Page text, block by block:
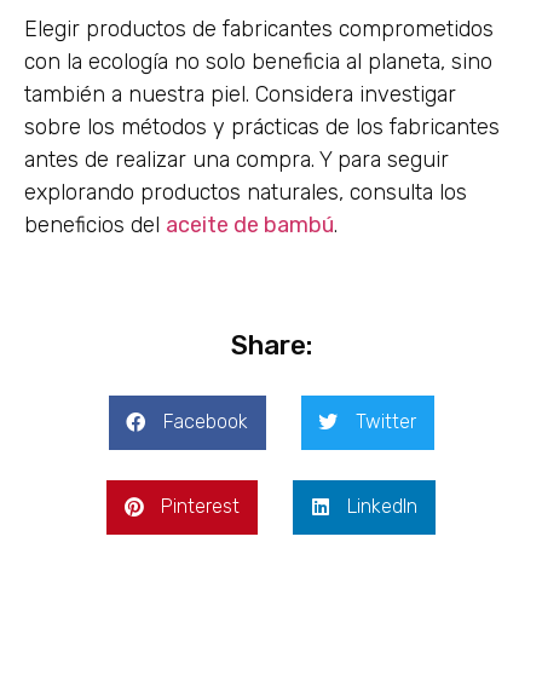
Elegir productos de fabricantes comprometidos
con la ecología no solo beneficia al planeta, sino
también a nuestra piel. Considera investigar
sobre los métodos y prácticas de los fabricantes
antes de realizar una compra. Y para seguir
explorando productos naturales, consulta los
beneficios del aceite de bambú.
Share:
Facebook Twitter
Pinterest LinkedIn